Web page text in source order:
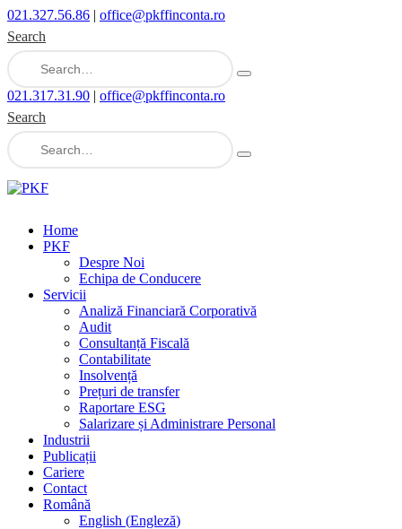
021.327.56.86 | office@pkffinconta.ro
Search
021.317.31.90 | office@pkffinconta.ro
Search
Home
PKF
Despre Noi
Echipa de Conducere
Servicii
Analiză Financiară Corporativă
Audit
Consultanță Fiscală
Contabilitate
Insolvență
Prețuri de transfer
Raportare ESG
Salarizare și Administrare Personal
Industrii
Publicații
Cariere
Contact
Română
English (Engleză)